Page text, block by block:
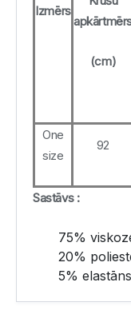
Izmērs
(cm)
One
size
92
Sastāvs :
75%
20%
5% elastāns